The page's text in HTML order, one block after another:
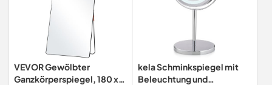
VEVOR Gewölbter
Ganzkörperspiegel, 180 x
kela Schminkspiegel mit
Beleuchtung und